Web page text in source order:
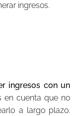
ingresos.
ingresos con un
en cuenta que no
a largo plazo.